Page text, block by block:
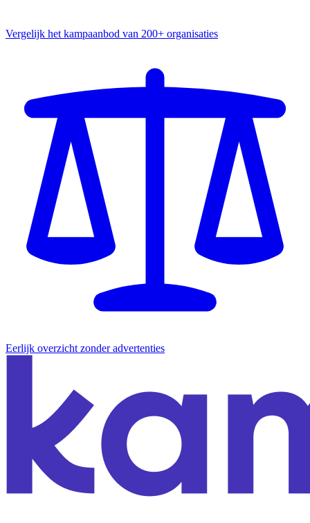
Vergelijk het kampaanbod van 200+ organisaties
Eerlijk overzicht zonder advertenties